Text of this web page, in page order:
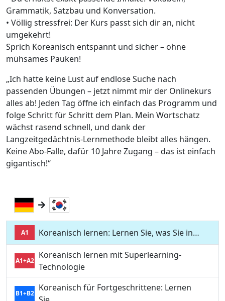
Grammatik, Satzbau und Konversation.
• Völlig stressfrei: Der Kurs passt sich dir an, nicht
umgekehrt!
Sprich Koreanisch entspannt und sicher – ohne
mühsames Pauken!
„Ich hatte keine Lust auf endlose Suche nach
passenden Übungen – jetzt nimmt mir der Onlinekurs
alles ab! Jeden Tag öffne ich einfach das Programm und
folge Schritt für Schritt dem Plan. Mein Wortschatz
wächst rasend schnell, und dank der
Langzeitgedächtnis-Lernmethode bleibt alles hängen.
Keine Abo-Falle, dafür 10 Jahre Zugang – das ist einfach
gigantisch!“
A1 Koreanisch lernen: Lernen Sie, was Sie in…
A1+A2
Koreanisch lernen mit Superlearning-
Technologie
B1+B2
Koreanisch für Fortgeschrittene: Lernen